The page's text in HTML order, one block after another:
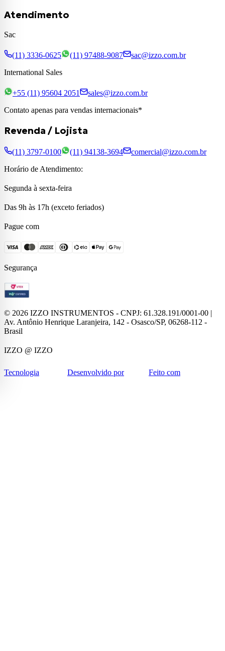
Atendimento
Sac
(11) 3336-0625 (11) 97488-9087
sac@izzo.com.br
International Sales
+55 (11) 95604 2051
sales@izzo.com.br
Contato apenas para vendas internacionais*
Revenda / Lojista
(11) 3797-0100 (11) 94138-3694
comercial@izzo.com.br
Horário de Atendimento:
Segunda à sexta-feira
Das 9h às 17h (exceto feriados)
Pague com
Segurança
© 2026 IZZO INSTRUMENTOS - CNPJ: 61.328.191/0001-00 |
Av. Antônio Henrique Laranjeira, 142 - Osasco/SP, 06268-112 -
Brasil
IZZO @ IZZO
Tecnologia Desenvolvido por Feito com